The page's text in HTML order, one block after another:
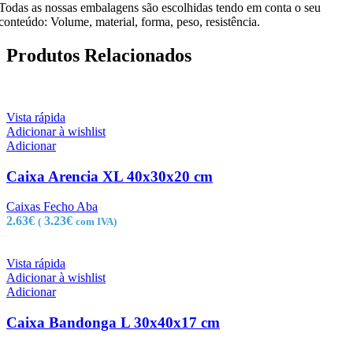
as nossas embalagens são escolhidas tendo em conta o seu
Volume, material, forma, peso, resistência.
Produtos Relacionados
Vista rápida
Adicionar à wishlist
Adicionar
Caixa Arencia XL 40x30x20 cm
Caixas Fecho Aba
2.63€ ( 3.23€ com IVA)
Vista rápida
Adicionar à wishlist
Adicionar
Caixa Bandonga L 30x40x17 cm